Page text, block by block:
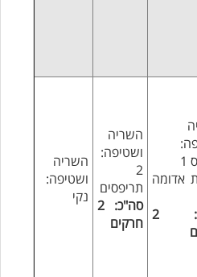
אדומה
סה"כ: 2
השריה
ושטיפה:
2
תריפסים
סה"כ: 2
חרקים
השריה
ושטיפה:
נקי